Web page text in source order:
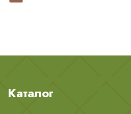
Каталог